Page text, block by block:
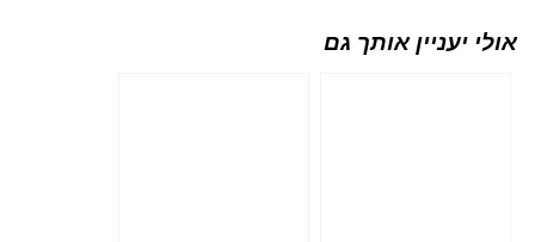
אולי יעניין אותך גם